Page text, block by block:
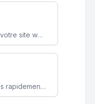
Boostez la visibilité de votre site web sur Google et attirez du trafic qualifié grâce à nos stratégies SEO.
Attirez des clients ciblés rapidement avec des campagnes publicitaires payantes optimisées pour vos objectifs.